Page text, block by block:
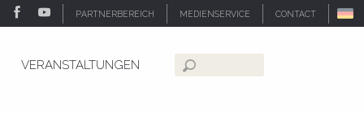
PARTNERBEREICH MEDIENSERVICE CONTACT
VERANSTALTUNGEN
Suche